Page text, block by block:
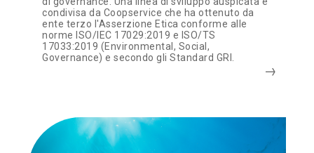
condivisa da Coopservice che ha ottenuto da
ente terzo l'Asserzione Etica conforme alle
norme ISO/IEC 17029:2019 e ISO/TS
17033:2019 (Environmental, Social,
Governance) e secondo gli Standard GRI.